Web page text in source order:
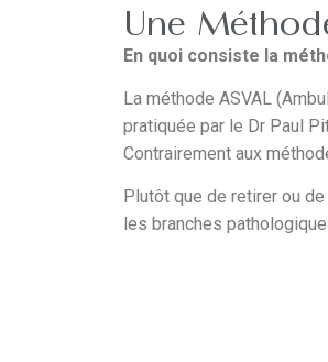
Une
En quoi consiste la
La méthode ASVAL
pratiquée par le Dr Paul
Contrairement aux
Plutôt que de retirer ou
les branches